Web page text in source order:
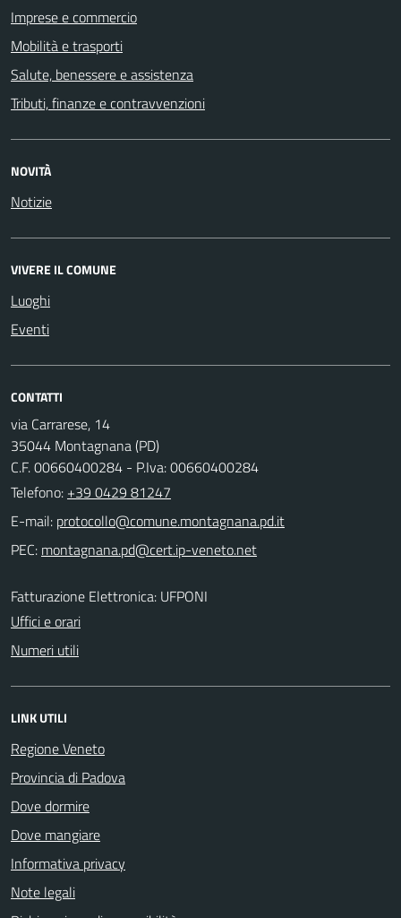
Imprese e commercio
Mobilità e trasporti
Salute, benessere e assistenza
Tributi, finanze e contravvenzioni
NOVITÀ
Notizie
VIVERE IL COMUNE
Luoghi
Eventi
CONTATTI
via Carrarese, 14
35044 Montagnana (PD)
C.F. 00660400284 - P.Iva: 00660400284
Telefono: +39 0429 81247
E-mail:
PEC:
Fatturazione Elettronica: UFPONI
Uffici e orari
Numeri utili
LINK UTILI
Regione Veneto
Provincia di Padova
Dove dormire
Dove mangiare
Informativa privacy
Note legali